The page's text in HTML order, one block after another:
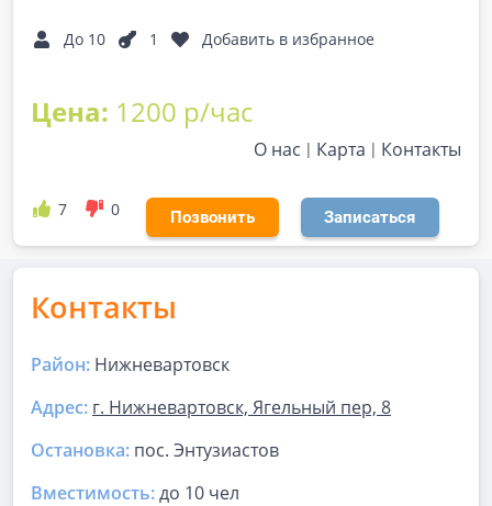
До 10 1 Добавить в избранное
Цена: 1200 р/час
О нас Карта Контакты
7 0 Позвонить Записаться
Контакты
Район: Нижневартовск
Адрес: г. Нижневартовск, Ягельный пер, 8
Остановка: пос. Энтузиастов
Вместимость:до 10 чел